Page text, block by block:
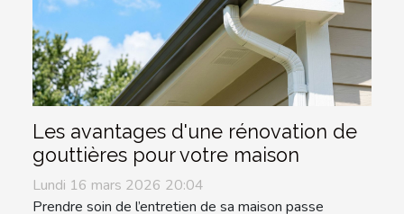
Les avantages d'une rénovation de
gouttières pour votre maison
Lundi 16 mars 2026 20:04
Prendre soin de l’entretien de sa maison passe